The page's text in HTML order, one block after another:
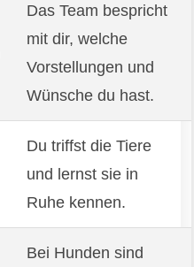
Das Team bespricht
mit dir, welche
Vorstellungen und
Wünsche du hast.
Du triffst die Tiere
und lernst sie in
Ruhe kennen.
Bei Hunden sind